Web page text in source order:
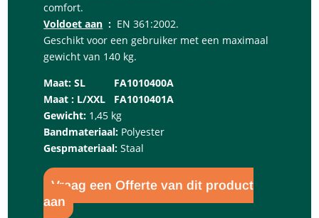
comfort.
Voldoet aan : EN 361:2002.
Geschikt voor een gebruiker met een maximaal
gewicht van 140 kg.
Maat: SL FA1010400A
Maat : L/XXL FA1010401A
Gewicht: 1,45 kg
Bandmateriaal: Polyester
Gespmateriaal: Staal
Vraag een Offerte van dit product
aan